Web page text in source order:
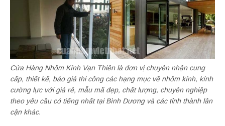
Cửa Hàng Nhôm Kính Vạn Thiên là đơn vị chuyên nhận cung
cấp, thiết kế, báo giá thi công các hạng mục về nhôm kính, kính
cường lực với giá rẻ, mẫu mã đẹp, chất lượng, chuyên nghiệp
theo yêu cầu có tiếng nhất tại Bình Dương và các tỉnh thành lân
cận khác.